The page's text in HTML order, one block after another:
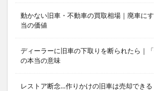
動かない旧車・不動車の買取相場｜廃車に
当の価値
ディーラーに旧車の下取りを断られたら｜「
の本当の意味
レストア断念…作りかけの旧車は売却でき